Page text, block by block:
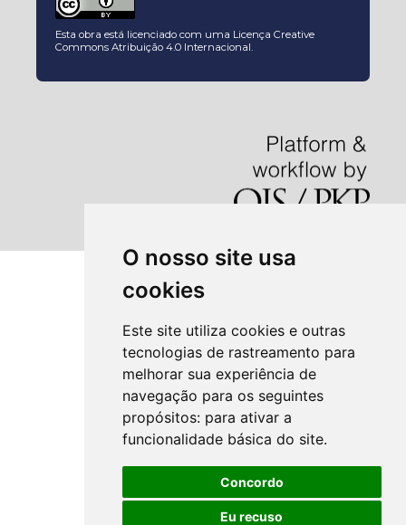
O nosso site usa
cookies
Este site utiliza cookies e outras
tecnologias de rastreamento para
melhorar sua experiência de
navegação para os seguintes
propósitos: para ativar a
funcionalidade básica do site.
Concordo
Eu recuso
Esta obra está licenciado com uma Licença Creative
Commons Atribuição 4.0 Internacional.